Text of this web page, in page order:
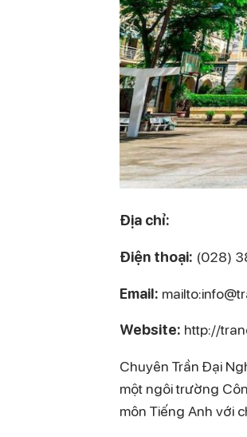
Địa chỉ:
Điện thoại: (028)
Email:
Website: http://
Chuyên Trần Đại
một ngôi trường
môn Tiếng Anh với